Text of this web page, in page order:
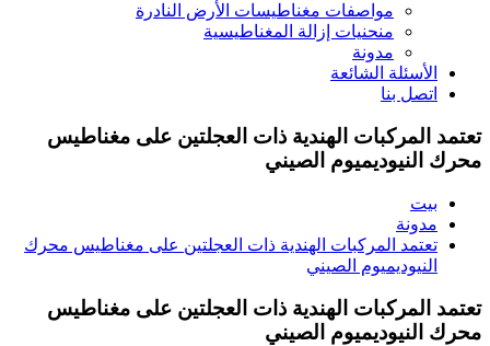
مواصفات مغناطيسات الأرض النادرة
منحنيات إزالة المغناطيسية
مدونة
الأسئلة الشائعة
اتصل بنا
تعتمد المركبات الهندية ذات العجلتين على مغناطيس
محرك النيوديميوم الصيني
بيت
مدونة
تعتمد المركبات الهندية ذات العجلتين على مغناطيس محرك
النيوديميوم الصيني
تعتمد المركبات الهندية ذات العجلتين على مغناطيس
محرك النيوديميوم الصيني